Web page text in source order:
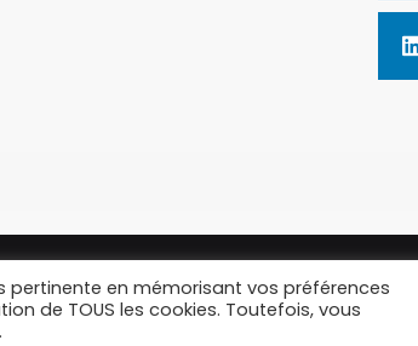
Chicha.com © 2022 | Tous
pertinente en mémorisant vos préférences
de TOUS les cookies. Toutefois, vous